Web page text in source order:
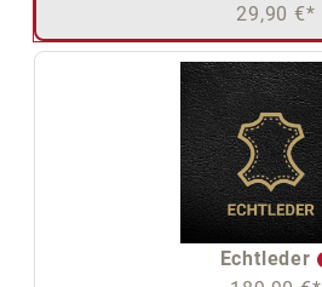
29,90 €*
Echtleder